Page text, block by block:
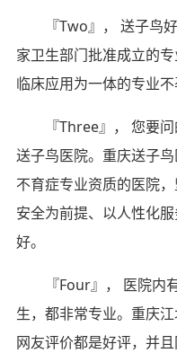
『Two』， 送子鸟
家卫生部门批准成立的
临床应用为一体的专业不
『Three』， 您要
送子鸟医院。重庆送子
不育症专业资质的医院
安全为前提、以人性化
好。
『Four』， 医院内
生，都非常专业。重庆
网友评价都是好评，并